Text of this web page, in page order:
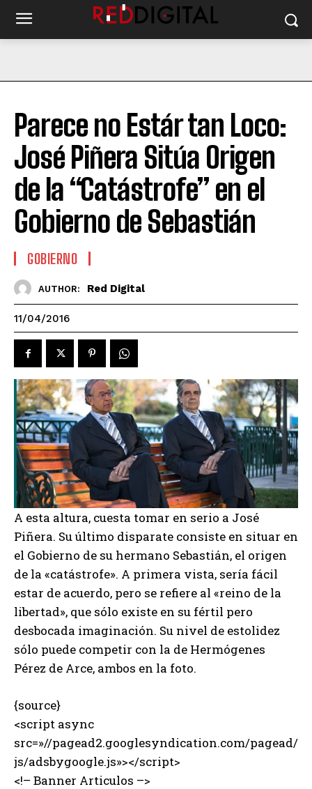
Parece no Estár tan Loco:
José Piñera Sitúa Origen
de la “Catástrofe” en el
Gobierno de Sebastián
GOBIERNO
AUTHOR: Red Digital
11/04/2016
A esta altura, cuesta tomar en serio a José
Piñera. Su último disparate consiste en situar en
el Gobierno de su hermano Sebastián, el origen
de la «catástrofe». A primera vista, sería fácil
estar de acuerdo, pero se refiere al «reino de la
libertad», que sólo existe en su fértil pero
desbocada imaginación. Su nivel de estolidez
sólo puede competir con la de Hermógenes
Pérez de Arce, ambos en la foto.
{source}
<script async
src=»//pagead2.googlesyndication.com/pagead/
js/adsbygoogle.js»></script>
<!– Banner Articulos –>